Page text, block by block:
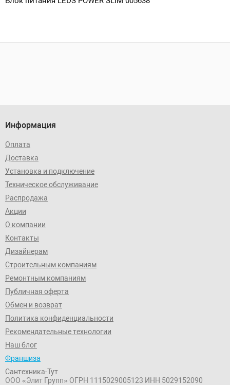
Информация
Оплата
Доставка
Установка и подключение
Техническое обслуживание
Распродажа
Акции
О компании
Контакты
Дизайнерам
Строительным компаниям
Ремонтным компаниям
Публичная оферта
Обмен и возврат
Политика конфиденциальности
Рекомендательные технологии
Наш блог
Франшиза
Сантехника-Тут
ООО «Элит Групп» ОГРН 1115029005123 ИНН 5029152090